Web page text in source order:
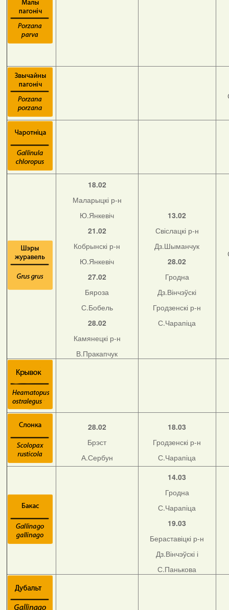
18.02
Маларыцкі р-н
Ю.Янкевіч
21.02
Кобрынскі р-н
Ю.Янкевіч
27.02
Бяроза
С.Бобель
28.02
Камянецкі р-н
В.Пракапчук
13.02
Свіслацкі р-н
Дз.Шыманчук
28.02
Гродна
Дз.Вінчэўскі
Гродзенскі р-н
С.Чарапіца
28.02
Брэст
А.Сербун
18.03
Гродзенскі р-н
С.Чарапіца
14.03
Гродна
С.Чарапіца
19.03
Бераставіцкі р-н
Дз.Вінчэўскі і
С.Панькова